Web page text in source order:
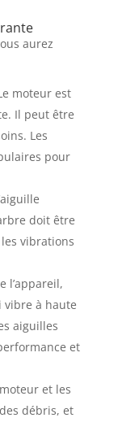
aurez
moteur est
Il peut être
Les
pour
doit être
vibrations
l’appareil,
vibre à haute
aiguilles
et
et les
débris, et